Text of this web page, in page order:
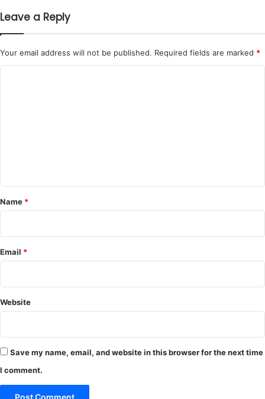
Leave a Reply
Your email address will not be published. Required fields are marked *
*
Name *
Email *
Website
Save my name, email, and website in this browser for the next time
I comment.